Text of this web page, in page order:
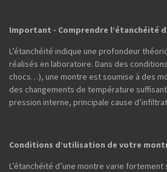
Important - Comprendre l’étanchéité
L’étanchéité indique une profondeur
réalisés en laboratoire. Dans des
chocs…), une montre est soumise à des
des changements de température
pression interne, principale cause
Conditions d’utilisation de votre
L’étanchéité d’une montre varie fortement